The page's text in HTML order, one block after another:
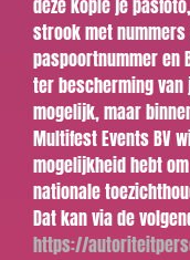
deze kopie je
strook met
paspoortnummer en
ter bescherming van
mogelijk, maar
Multifest Events BV
mogelijkheid hebt
nationale
Dat kan via de
https://